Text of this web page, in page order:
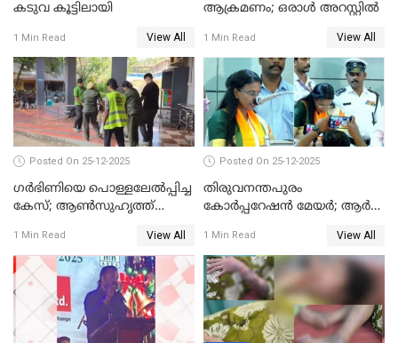
കടുവ കൂട്ടിലായി
1 Min Read View All
ആക്രമണം; ഒരാള്‍ അറസ്റ്റില്‍
1 Min Read View All
Posted On 25-12-2025
ഗര്‍ഭിണിയെ പൊള്ളലേല്‍പ്പിച്ച
കേസ്; ആണ്‍സുഹൃത്ത്
1 Min Read View All
Posted On 25-12-2025
തിരുവനന്തപുരം
കോര്‍പ്പറേഷന്‍ മേയർ; ആര്‍
1 Min Read View All